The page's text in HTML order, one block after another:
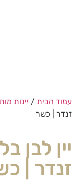
עמוד הבית / יינות
זנדר | כשר
יין לבן
זנדר |